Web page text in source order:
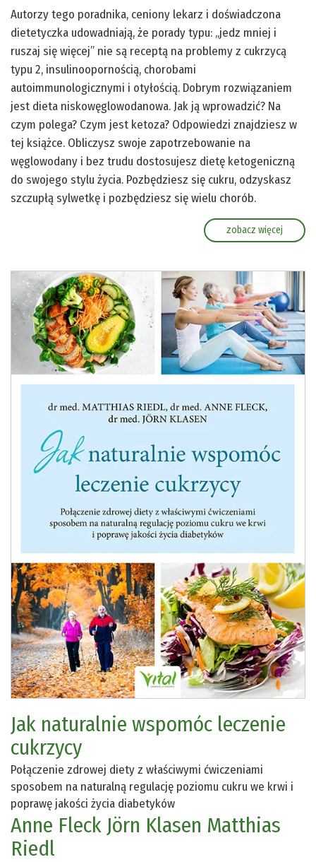
Autorzy tego poradnika, ceniony lekarz i doświadczona
dietetyczka udowadniają, że porady typu: „jedz mniej i
ruszaj się więcej” nie są receptą na problemy z cukrzycą
typu 2, insulinoopornością, chorobami
autoimmunologicznymi i otyłością. Dobrym rozwiązaniem
jest dieta niskowęglowodanowa. Jak ją wprowadzić? Na
czym polega? Czym jest ketoza? Odpowiedzi znajdziesz w
tej książce. Obliczysz swoje zapotrzebowanie na
węglowodany i bez trudu dostosujesz dietę ketogeniczną
do swojego stylu życia. Pozbędziesz się cukru, odzyskasz
szczupłą sylwetkę i pozbędziesz się wielu chorób.
zobacz więcej
Jak naturalnie wspomóc leczenie
cukrzycy
Połączenie zdrowej diety z właściwymi ćwiczeniami
sposobem na naturalną regulację poziomu cukru we krwi i
poprawę jakości życia diabetyków
Anne Fleck Jörn Klasen Matthias
Riedl